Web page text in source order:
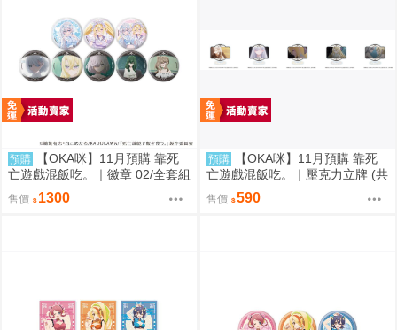
預購
【OKA咪】11月預購 靠死
亡遊戲混飯吃。｜徽章 02/全套組
(全8種)(官方&新繪插畫)
售價 1300
預購
【OKA咪】11月預購 靠死
亡遊戲混飯吃。｜壓克力立牌 (共
5款任選)
售價 590